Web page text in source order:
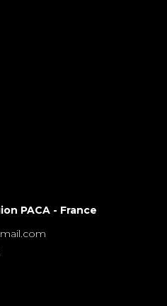
PACA - France